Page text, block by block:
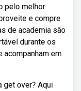
pelo melhor
e compre
de academia são
durante os
em
get over? Aqui